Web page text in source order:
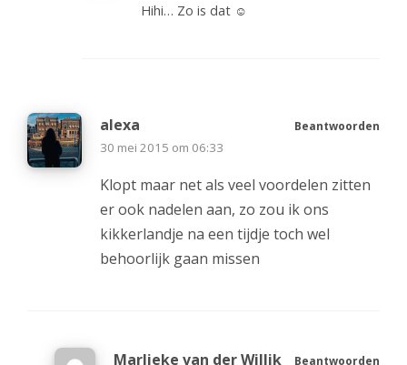
Hihi… Zo is dat ☺
alexa
30 mei 2015 om 06:33
Klopt maar net als veel voordelen zitten
er ook nadelen aan, zo zou ik ons
kikkerlandje na een tijdje toch wel
behoorlijk gaan missen
Beantwoorden
Marlieke van der Willik Beantwoorden